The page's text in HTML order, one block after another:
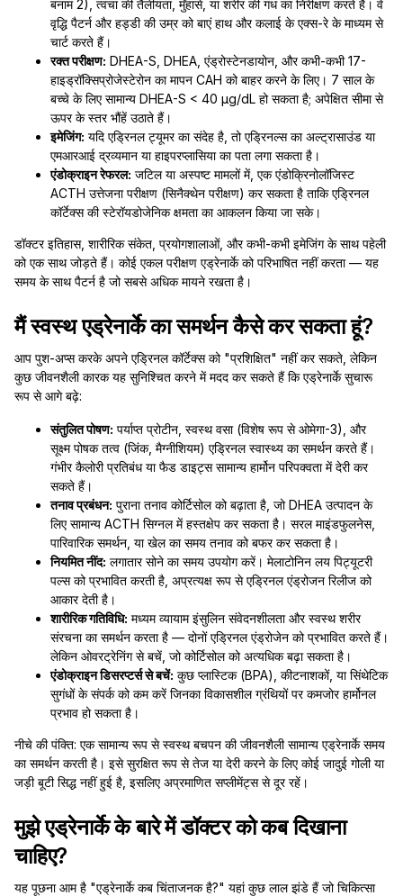
बनाम 2), त्वचा की तैलीयता, मुँहासे, या शरीर की गंध का निरीक्षण करते हैं। वे
वृद्धि पैटर्न और हड्डी की उम्र को बाएं हाथ और कलाई के एक्स-रे के माध्यम से
चार्ट करते हैं।
रक्त परीक्षण: DHEA-S, DHEA, एंड्रोस्टेनडायोन, और कभी-कभी 17-
हाइड्रॉक्सिप्रोजेस्टेरोन का मापन CAH को बाहर करने के लिए। 7 साल के
बच्चे के लिए सामान्य DHEA-S < 40 µg/dL हो सकता है; अपेक्षित सीमा से
ऊपर के स्तर भौंहें उठाते हैं।
इमेजिंग: यदि एड्रिनल ट्यूमर का संदेह है, तो एड्रिनल्स का अल्ट्रासाउंड या
एमआरआई द्रव्यमान या हाइपरप्लासिया का पता लगा सकता है।
एंडोक्राइन रेफरल: जटिल या अस्पष्ट मामलों में, एक एंडोक्रिनोलॉजिस्ट
ACTH उत्तेजना परीक्षण (सिनैक्थेन परीक्षण) कर सकता है ताकि एड्रिनल
कॉर्टेक्स की स्टेरॉयडोजेनिक क्षमता का आकलन किया जा सके।
डॉक्टर इतिहास, शारीरिक संकेत, प्रयोगशालाओं, और कभी-कभी इमेजिंग के साथ पहेली
को एक साथ जोड़ते हैं। कोई एकल परीक्षण एड्रेनार्के को परिभाषित नहीं करता — यह
समय के साथ पैटर्न है जो सबसे अधिक मायने रखता है।
मैं स्वस्थ एड्रेनार्के का समर्थन कैसे कर सकता हूं?
आप पुश-अप्स करके अपने एड्रिनल कॉर्टेक्स को "प्रशिक्षित" नहीं कर सकते, लेकिन
कुछ जीवनशैली कारक यह सुनिश्चित करने में मदद कर सकते हैं कि एड्रेनार्के सुचारू
रूप से आगे बढ़े:
संतुलित पोषण: पर्याप्त प्रोटीन, स्वस्थ वसा (विशेष रूप से ओमेगा-3), और
सूक्ष्म पोषक तत्व (जिंक, मैग्नीशियम) एड्रिनल स्वास्थ्य का समर्थन करते हैं।
गंभीर कैलोरी प्रतिबंध या फैड डाइट्स सामान्य हार्मोन परिपक्वता में देरी कर
सकते हैं।
तनाव प्रबंधन: पुराना तनाव कोर्टिसोल को बढ़ाता है, जो DHEA उत्पादन के
लिए सामान्य ACTH सिग्नल में हस्तक्षेप कर सकता है। सरल माइंडफुलनेस,
पारिवारिक समर्थन, या खेल का समय तनाव को बफर कर सकता है।
नियमित नींद: लगातार सोने का समय उपयोग करें। मेलाटोनिन लय पिट्यूटरी
पल्स को प्रभावित करती है, अप्रत्यक्ष रूप से एड्रिनल एंड्रोजन रिलीज को
आकार देती है।
शारीरिक गतिविधि: मध्यम व्यायाम इंसुलिन संवेदनशीलता और स्वस्थ शरीर
संरचना का समर्थन करता है — दोनों एड्रिनल एंड्रोजेन को प्रभावित करते हैं।
लेकिन ओवरट्रेनिंग से बचें, जो कोर्टिसोल को अत्यधिक बढ़ा सकता है।
एंडोक्राइन डिसरप्टर्स से बचें: कुछ प्लास्टिक (BPA), कीटनाशकों, या सिंथेटिक
सुगंधों के संपर्क को कम करें जिनका विकासशील ग्रंथियों पर कमजोर हार्मोनल
प्रभाव हो सकता है।
नीचे की पंक्ति: एक सामान्य रूप से स्वस्थ बचपन की जीवनशैली सामान्य एड्रेनार्के समय
का समर्थन करती है। इसे सुरक्षित रूप से तेज या देरी करने के लिए कोई जादुई गोली या
जड़ी बूटी सिद्ध नहीं हुई है, इसलिए अप्रमाणित सप्लीमेंट्स से दूर रहें।
मुझे एड्रेनार्के के बारे में डॉक्टर को कब दिखाना
चाहिए?
यह पूछना आम है "एड्रेनार्के कब चिंताजनक है?" यहां कुछ लाल झंडे हैं जो चिकित्सा